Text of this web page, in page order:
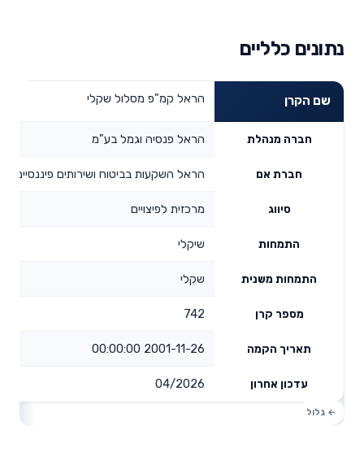
נתונים כלליים
שם הקרן הראל קמ"פ מסלול שקלי
חברה מנהלת הראל פנסיה וגמל בע"מ
חברת אם הראל השקעות בביטוח ושירותים פיננסיים
סיווג מרכזית לפיצויים
התמחות שיקלי
התמחות משנית שקלי
מספר קרן 742
תאריך הקמה 2001-11-26 00:00:00
עדכון אחרון 04/2026